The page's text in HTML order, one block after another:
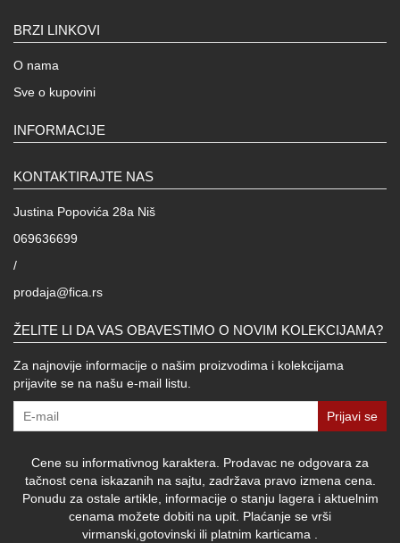
BRZI LINKOVI
O nama
Sve o kupovini
INFORMACIJE
KONTAKTIRAJTE NAS
Justina Popovića 28a Niš
069636699
/
prodaja@fica.rs
ŽELITE LI DA VAS OBAVESTIMO O NOVIM KOLEKCIJAMA?
Za najnovije informacije o našim proizvodima i kolekcijama
prijavite se na našu e-mail listu.
Prijavi se
Cene su informativnog karaktera. Prodavac ne odgovara za
tačnost cena iskazanih na sajtu, zadržava pravo izmena cena.
Ponudu za ostale artikle, informacije o stanju lagera i aktuelnim
cenama možete dobiti na upit. Plaćanje se vrši
virmanski,gotovinski ili platnim karticama .